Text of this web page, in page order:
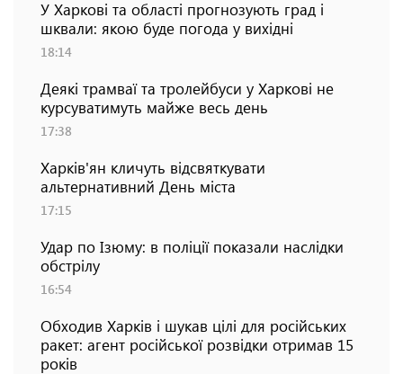
У Харкові та області прогнозують град і
шквали: якою буде погода у вихідні
18:14
Деякі трамваї та тролейбуси у Харкові не
курсуватимуть майже весь день
17:38
Харків'ян кличуть відсвяткувати
альтернативний День міста
17:15
Удар по Ізюму: в поліції показали наслідки
обстрілу
16:54
Обходив Харків і шукав цілі для російських
ракет: агент російської розвідки отримав 15
років